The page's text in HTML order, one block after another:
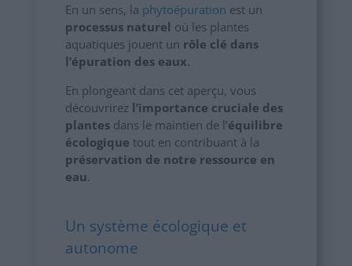
En un sens, la phytoépuration est un
processus naturel où les plantes
aquatiques jouent un rôle clé dans
l’épuration des eaux.
En plongeant dans cet aperçu, vous
découvrirez l’importance cruciale des
plantesdans le maintien de l’équilibre
écologique tout en contribuant à la
préservation de notre ressource en
eau.
Un système écologique et
autonome